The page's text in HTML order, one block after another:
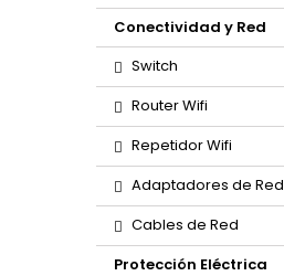
Conectividad y Red
Switch
Router Wifi
Repetidor Wifi
Adaptadores de Red
Cables de Red
Protección Eléctrica